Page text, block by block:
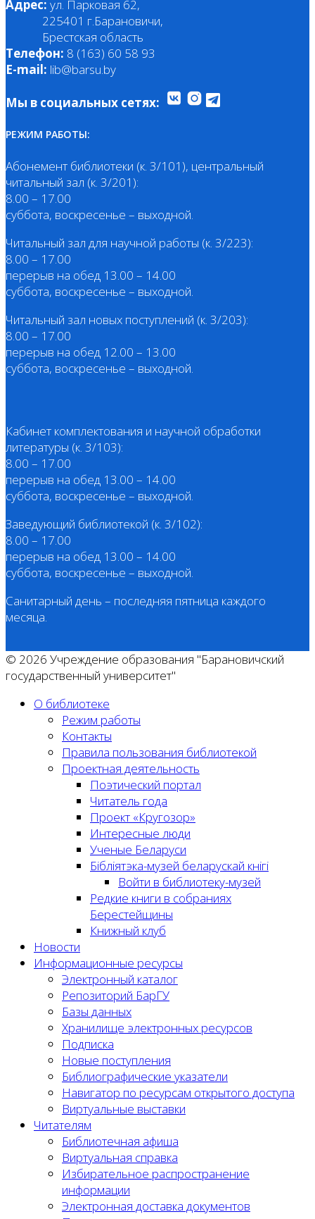
Адрес: ул. Парковая 62,
225401 г.Барановичи,
Брестская область
Телефон: 8 (163) 60 58 93
E-mail: lib@barsu.by
Мы в социальных сетях:
РЕЖИМ РАБОТЫ:
Абонемент библиотеки (к. 3/101), центральный
читальный зал (к. 3/201):
8.00 – 17.00
суббота, воскресенье – выходной.
Читальный зал для научной работы (к. 3/223):
8.00 – 17.00
перерыв на обед 13.00 – 14.00
суббота, воскресенье – выходной.
Читальный зал новых поступлений (к. 3/203):
8.00 – 17.00
перерыв на обед 12.00 – 13.00
суббота, воскресенье – выходной.
Кабинет комплектования и научной обработки
литературы (к. 3/103):
8.00 – 17.00
перерыв на обед 13.00 – 14.00
суббота, воскресенье – выходной.
Заведующий библиотекой (к. 3/102):
8.00 – 17.00
перерыв на обед 13.00 – 14.00
суббота, воскресенье – выходной.
Санитарный день – последняя пятница каждого
месяца.
© 2026 Учреждение образования "Барановичский
государственный университет"
О библиотеке
Режим работы
Контакты
Правила пользования библиотекой
Проектная деятельность
Поэтический портал
Читатель года
Проект «Кругозор»
Интересные люди
Ученые Беларуси
Бібліятэка-музей беларускай кнігі
Войти в библиотеку-музей
Редкие книги в собраниях
Берестейщины
Книжный клуб
Новости
Информационные ресурсы
Электронный каталог
Репозиторий БарГУ
Базы данных
Хранилище электронных ресурсов
Подписка
Новые поступления
Библиографические указатели
Навигатор по ресурсам открытого доступа
Виртуальные выставки
Читателям
Библиотечная афиша
Виртуальная справка
Избирательное распространение
информации
Электронная доставка документов